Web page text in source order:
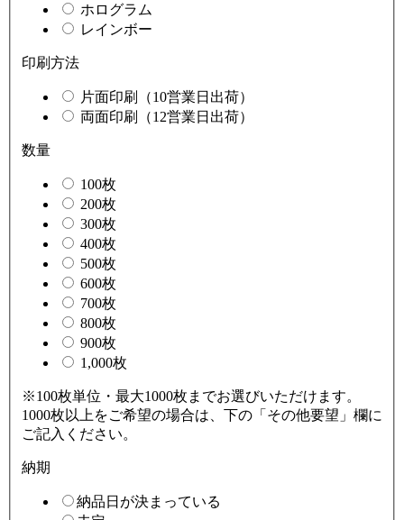
ホログラム
レインボー
印刷方法
片面印刷（10営業日出荷）
両面印刷（12営業日出荷）
数量
100枚
200枚
300枚
400枚
500枚
600枚
700枚
800枚
900枚
1,000枚
※100枚単位・最大1000枚までお選びいただけます。
1000枚以上をご希望の場合は、下の「その他要望」欄に
ご記入ください。
納期
納品日が決まっている